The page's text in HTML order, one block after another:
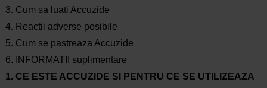
3. Cum sa luati Accuzide
4. Reactii adverse posibile
5. Cum se pastreaza Accuzide
6. INFORMATII suplimentare
1. CE ESTE ACCUZIDE SI PENTRU CE SE UTILIZEAZA